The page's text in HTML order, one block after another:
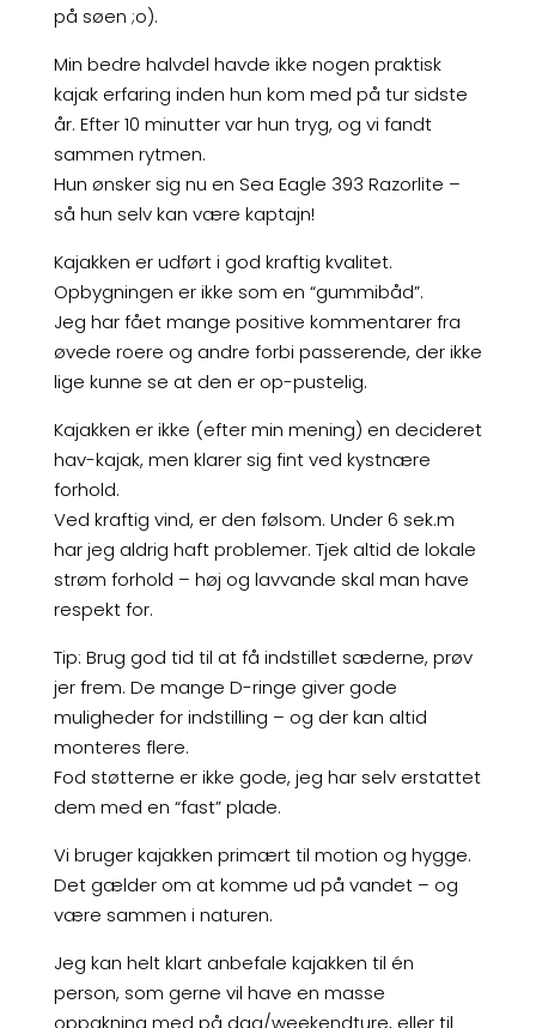
på søen ;o).
Min bedre halvdel havde ikke nogen praktisk
kajak erfaring inden hun kom med på tur sidste
år. Efter 10 minutter var hun tryg, og vi fandt
sammen rytmen.
Hun ønsker sig nu en Sea Eagle 393 Razorlite –
så hun selv kan være kaptajn!
Kajakken er udført i god kraftig kvalitet.
Opbygningen er ikke som en “gummibåd”.
Jeg har fået mange positive kommentarer fra
øvede roere og andre forbi passerende, der ikke
lige kunne se at den er op-pustelig.
Kajakken er ikke (efter min mening) en decideret
hav-kajak, men klarer sig fint ved kystnære
forhold.
Ved kraftig vind, er den følsom. Under 6 sek.m
har jeg aldrig haft problemer. Tjek altid de lokale
strøm forhold – høj og lavvande skal man have
respekt for.
Tip: Brug god tid til at få indstillet sæderne, prøv
jer frem. De mange D-ringe giver gode
muligheder for indstilling – og der kan altid
monteres flere.
Fod støtterne er ikke gode, jeg har selv erstattet
dem med en “fast” plade.
Vi bruger kajakken primært til motion og hygge.
Det gælder om at komme ud på vandet – og
være sammen i naturen.
Jeg kan helt klart anbefale kajakken til én
person, som gerne vil have en masse
oppakning med på dag/weekendture, eller til